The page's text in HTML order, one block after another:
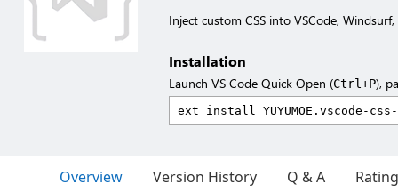
Inject custom CSS into VSCode,
Installation
Launch VS Code Quick Open (Ctrl+P),
Overview Version History Q & A